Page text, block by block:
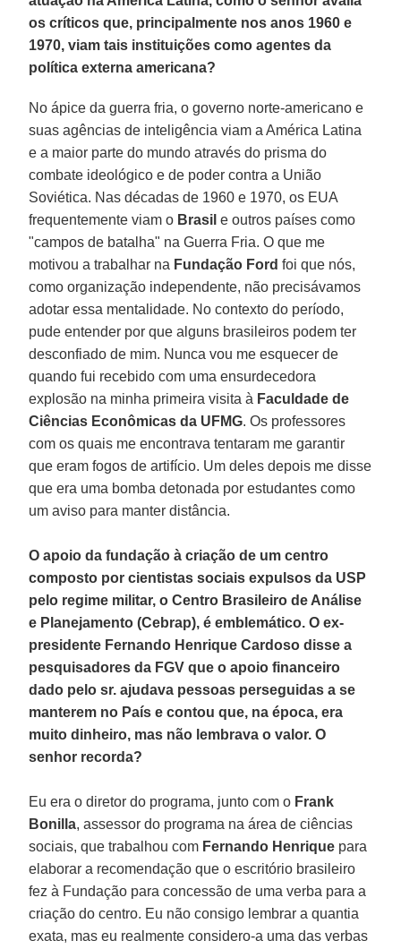
os críticos que, principalmente nos anos 1960 e
1970, viam tais instituições como agentes da
política externa americana?
No ápice da guerra fria, o governo norte-americano e
suas agências de inteligência viam a América Latina
e a maior parte do mundo através do prisma do
combate ideológico e de poder contra a União
Soviética. Nas décadas de 1960 e 1970, os EUA
frequentemente viam o Brasile outros países como
"campos de batalha" na Guerra Fria. O que me
motivou a trabalhar na Fundação Ford foi que nós,
como organização independente, não precisávamos
adotar essa mentalidade. No contexto do período,
pude entender por que alguns brasileiros podem ter
desconfiado de mim. Nunca vou me esquecer de
quando fui recebido com uma ensurdecedora
explosão na minha primeira visita à Faculdade de
Ciências Econômicas da UFMG. Os professores
com os quais me encontrava tentaram me garantir
que eram fogos de artifício. Um deles depois me disse
que era uma bomba detonada por estudantes como
um aviso para manter distância.
O apoio da fundação à criação de um centro
composto por cientistas sociais expulsos da USP
pelo regime militar, o Centro Brasileiro de Análise
e Planejamento (Cebrap), é emblemático. O ex-
presidente Fernando Henrique Cardoso disse a
pesquisadores da FGV que o apoio financeiro
dado pelo sr. ajudava pessoas perseguidas a se
manterem no País e contou que, na época, era
muito dinheiro, mas não lembrava o valor. O
senhor recorda?
Eu era o diretor do programa, junto com o Frank
Bonilla, assessor do programa na área de ciências
sociais, que trabalhou com Fernando Henrique para
elaborar a recomendação que o escritório brasileiro
fez à Fundação para concessão de uma verba para a
criação do centro. Eu não consigo lembrar a quantia
exata, mas eu realmente considero-a uma das verbas